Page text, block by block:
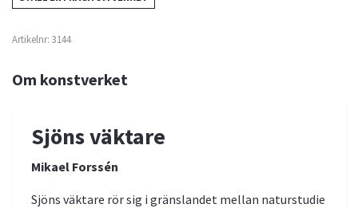
Artikelnr: 3144
Om konstverket
Sjöns väktare
Mikael Forssén
Sjöns väktare rör sig i gränslandet mellan naturstudie